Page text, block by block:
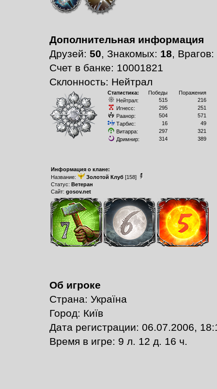
Дополнительная информация
Друзей: 50, Знакомых: 18, Врагов:
Счет в банке: 10001821
Склонность: Нейтрал
Статистика: Победы
Поражения
Нейтрал:
515
216
Игнесс:
295
251
Раанор:
504
571
Тарбис:
16
49
Витарра:
297
321
Дримнир:
314 389
Информация о клане:
Название:
Золотой Клуб[158]
Статус: Ветеран
Сайт: gosov.net
Об игроке
Страна: Україна
Город: Київ
Дата регистрации: 06.07.2006,
Время в игре: 9 л. 12 д. 16 ч.